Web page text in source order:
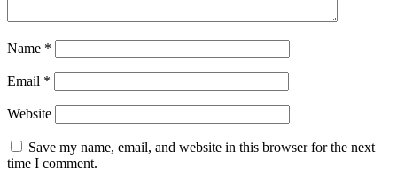
Name *
Email *
Website
Save my name, email, and website in this browser for the next
time I comment.